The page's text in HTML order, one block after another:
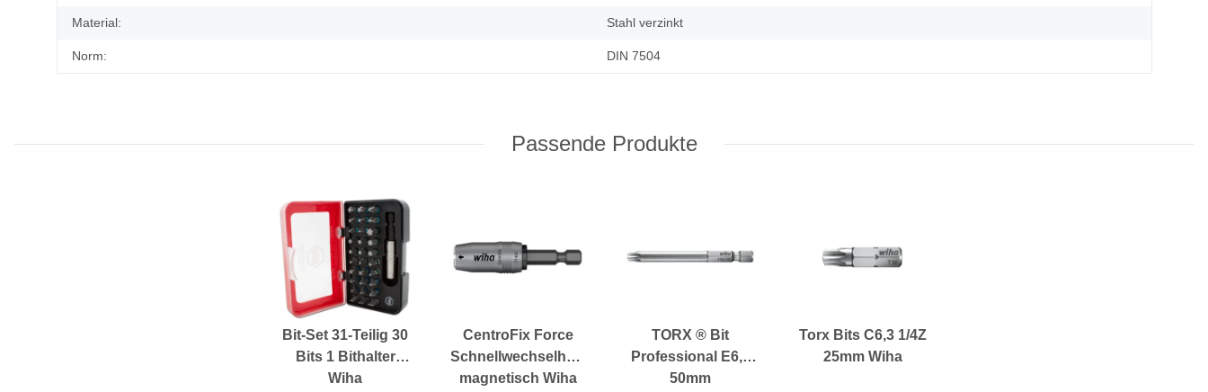
Material: Stahl verzinkt
Norm: DIN 7504
Passende Produkte
Bit-Set 31-Teilig 30
Bits 1 Bithalter
Wiha
CentroFix Force
Schnellwechselhalter
magnetisch Wiha
TORX ® Bit
Professional E6,3
50mm
Torx Bits C6,3 1/4Z
25mm Wiha